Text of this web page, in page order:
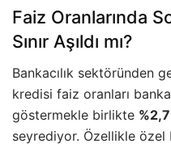
Faiz Oranlarında
Sınır Aşıldı mı?
Bankacılık sektöründen
kredisi faiz oranları
göstermekle birlikte
seyrediyor. Özellikle özel